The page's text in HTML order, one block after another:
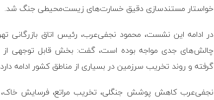
خواستار مستندسازی دقیق خسارت‌های زیست‌محیطی جنگ شد.
در ادامه این نشست، محمود نجفی‌عرب، رئیس اتاق بازرگانی
چالش‌های جدی مواجه بوده است، گفت: بخش قابل توجهی از
گرفته و روند تخریب سرزمین در بسیاری از مناطق کشور ادامه
نجفی‌عرب کاهش پوشش جنگلی، تخریب مراتع، فرسایش خاک،